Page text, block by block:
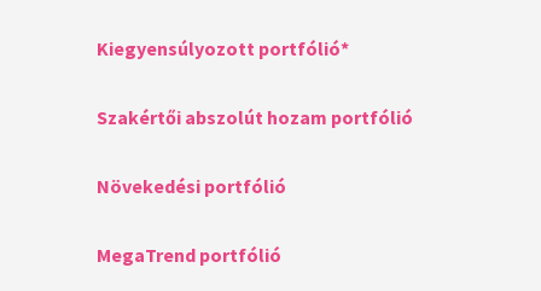
Kiegyensúlyozott portfólió*
Szakértői abszolút hozam portfólió
Növekedési portfólió
MegaTrend portfólió